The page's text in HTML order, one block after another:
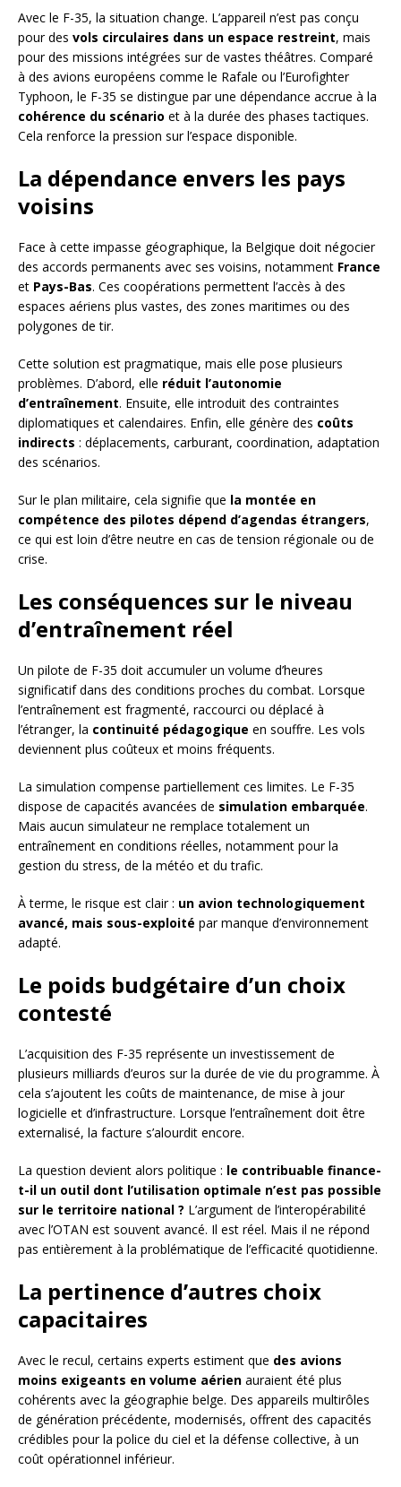
Avec le F-35, la situation change. L’appareil n’est pas conçu
pour des vols circulaires dans un espace restreint, mais
pour des missions intégrées sur de vastes théâtres. Comparé
à des avions européens comme le Rafale ou l’Eurofighter
Typhoon, le F-35 se distingue par une dépendance accrue à la
cohérence du scénario et à la durée des phases tactiques.
Cela renforce la pression sur l’espace disponible.
La dépendance envers les pays
voisins
Face à cette impasse géographique, la Belgique doit négocier
des accords permanents avec ses voisins, notamment France
et Pays-Bas. Ces coopérations permettent l’accès à des
espaces aériens plus vastes, des zones maritimes ou des
polygones de tir.
Cette solution est pragmatique, mais elle pose plusieurs
problèmes. D’abord, elle réduit l’autonomie
d’entraînement. Ensuite, elle introduit des contraintes
diplomatiques et calendaires. Enfin, elle génère des coûts
indirects : déplacements, carburant, coordination, adaptation
des scénarios.
Sur le plan militaire, cela signifie que la montée en
compétence des pilotes dépend d’agendas étrangers,
ce qui est loin d’être neutre en cas de tension régionale ou de
crise.
Les conséquences sur le niveau
d’entraînement réel
Un pilote de F-35 doit accumuler un volume d’heures
significatif dans des conditions proches du combat. Lorsque
l’entraînement est fragmenté, raccourci ou déplacé à
l’étranger, la continuité pédagogique en souffre. Les vols
deviennent plus coûteux et moins fréquents.
La simulation compense partiellement ces limites. Le F-35
dispose de capacités avancées de simulation embarquée.
Mais aucun simulateur ne remplace totalement un
entraînement en conditions réelles, notamment pour la
gestion du stress, de la météo et du trafic.
À terme, le risque est clair : un avion technologiquement
avancé, mais sous-exploité par manque d’environnement
adapté.
Le poids budgétaire d’un choix
contesté
L’acquisition des F-35 représente un investissement de
plusieurs milliards d’euros sur la durée de vie du programme. À
cela s’ajoutent les coûts de maintenance, de mise à jour
logicielle et d’infrastructure. Lorsque l’entraînement doit être
externalisé, la facture s’alourdit encore.
La question devient alors politique : le contribuable finance-
t-il un outil dont l’utilisation optimale n’est pas possible
sur le territoire national ? L’argument de l’interopérabilité
avec l’OTAN est souvent avancé. Il est réel. Mais il ne répond
pas entièrement à la problématique de l’efficacité quotidienne.
La pertinence d’autres choix
capacitaires
Avec le recul, certains experts estiment que des avions
moins exigeants en volume aérien auraient été plus
cohérents avec la géographie belge. Des appareils multirôles
de génération précédente, modernisés, offrent des capacités
crédibles pour la police du ciel et la défense collective, à un
coût opérationnel inférieur.